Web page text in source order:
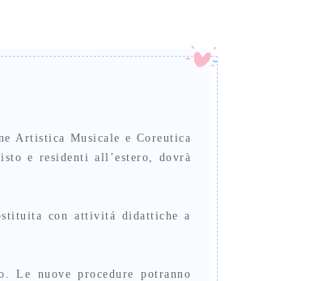
Artistica Musicale e Coreutica
e residenti all’estero, dovrà
con attivitá didattiche a
Le nuove procedure potranno